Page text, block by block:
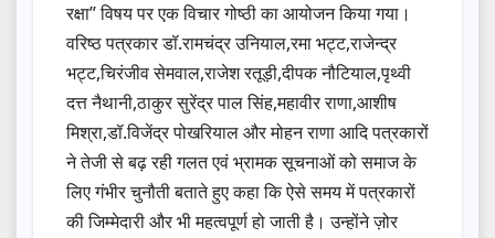
रक्षा” विषय पर एक विचार गोष्ठी का आयोजन किया गया।
वरिष्ठ पत्रकार डॉ.रामचंद्र उनियाल,रमा भट्ट,राजेन्द्र
भट्ट,चिरंजीव सेमवाल,राजेश रतूड़ी,दीपक नौटियाल,पृथ्वी
दत्त नैथानी,ठाकुर सुरेंद्र पाल सिंह,महावीर राणा,आशीष
मिश्रा,डॉ.विजेंद्र पोखरियाल और मोहन राणा आदि पत्रकारों
ने तेजी से बढ़ रही गलत एवं भ्रामक सूचनाओं को समाज के
लिए गंभीर चुनौती बताते हुए कहा कि ऐसे समय में पत्रकारों
की जिम्मेदारी और भी महत्वपूर्ण हो जाती है। उन्होंने ज़ोर